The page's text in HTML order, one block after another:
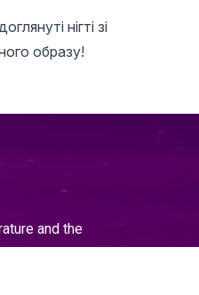
нігті зі
образу!